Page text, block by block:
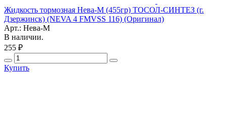
Жидкость тормозная Нева-М (455гр) ТОСОЛ-СИНТЕЗ (г.
Дзержинск) (NEVA 4 FMVSS 116) (Оригинал)
Арт.: Нева-М
В наличии.
255 ₽
Купить